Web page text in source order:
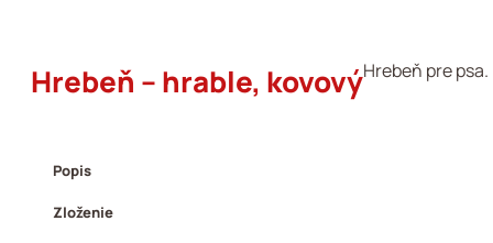
Hrebeň – hrable, kovovýHrebeň pre
Popis
Zloženie